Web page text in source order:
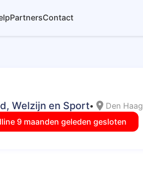
PartnersContact
Welzijn en Sport• location_on Den Haag
9 maanden geleden gesloten